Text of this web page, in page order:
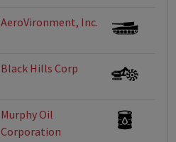
AeroVironment, Inc.
Black Hills Corp
Murphy Oil
Corporation